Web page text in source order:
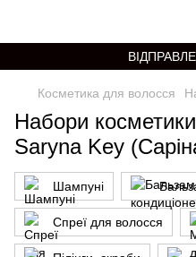
Косметика для волосся
Набори
Saryna Key
Шампуні
Спреї для волосся